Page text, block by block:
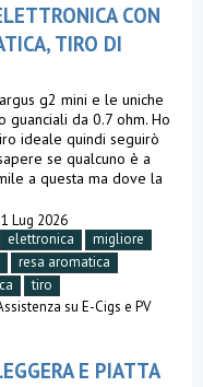
CON
TIRO DI
g2 mini e le uniche
guanciali da 0.7 ohm. Ho
ideale quindi seguirò
se qualcuno è a
a questa ma dove la
Lug 2026
elettronica
migliore
resa aromatica
tiro
su E-Cigs e PV
E PIATTA